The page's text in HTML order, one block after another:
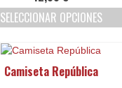
SELECCIONAR OPCIONES
producto
múltiples
Camiseta República